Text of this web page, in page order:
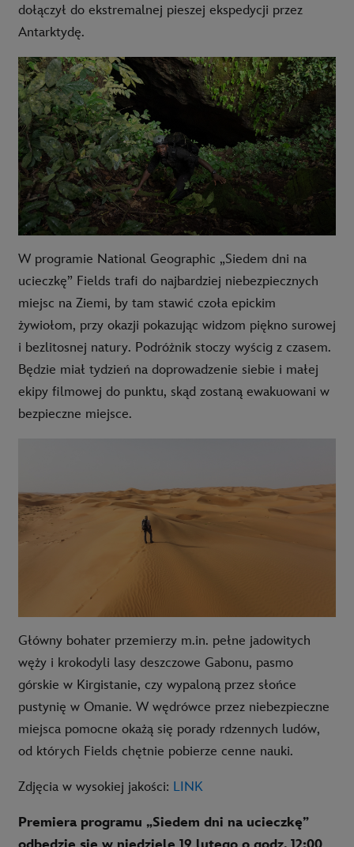
dołączył do ekstremalnej pieszej ekspedycji przez
Antarktydę.
W programie National Geographic „Siedem dni na
ucieczkę” Fields trafi do najbardziej niebezpiecznych
miejsc na Ziemi, by tam stawić czoła epickim
żywiołom, przy okazji pokazując widzom piękno surowej
i bezlitosnej natury. Podróżnik stoczy wyścig z czasem.
Będzie miał tydzień na doprowadzenie siebie i małej
ekipy filmowej do punktu, skąd zostaną ewakuowani w
bezpieczne miejsce.
Główny bohater przemierzy m.in. pełne jadowitych
węży i krokodyli lasy deszczowe Gabonu, pasmo
górskie w Kirgistanie, czy wypaloną przez słońce
pustynię w Omanie. W wędrówce przez niebezpieczne
miejsca pomocne okażą się porady rdzennych ludów,
od których Fields chętnie pobierze cenne nauki.
Zdjęcia w wysokiej jakości: LINK
Premiera programu „Siedem dni na ucieczkę”